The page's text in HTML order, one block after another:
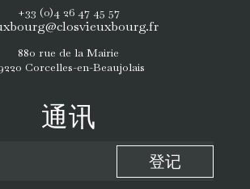
+33 (0)4 26 47 45 57
880 rue de la Mairie
Corcelles-en-Beaujolais
通讯
登记